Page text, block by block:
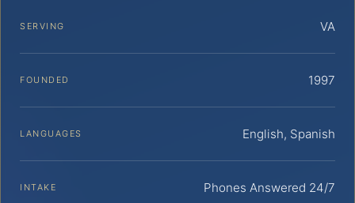
SERVING VA
FOUNDED 1997
LANGUAGES English, Spanish
INTAKE Phones Answered 24/7